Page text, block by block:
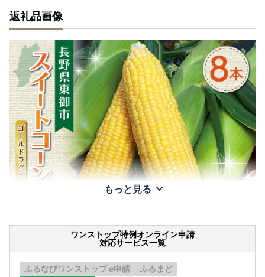
返礼品画像
もっと見る
ワンストップ特例オンライン申請
対応サービス一覧
ふるなびワンストップ e申請
ふるまど